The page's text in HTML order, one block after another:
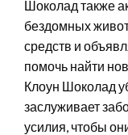
Шоколад также
бездомных
средств и
помочь найти
Клоун Шоколад
заслуживает
усилия, чтобы